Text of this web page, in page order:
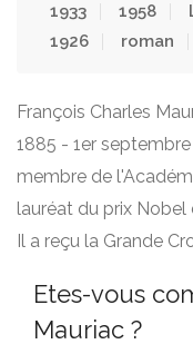
1933
1958
1926
roman
François Charles
1885 - 1er
membre de
lauréat du prix Nobel
Il a reçu la Grande
Etes-vous
Mauriac ?